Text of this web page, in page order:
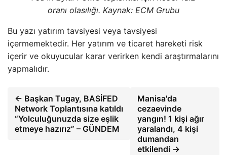
oranı olasılığı. Kaynak: ECM Grubu
Bu yazı yatırım tavsiyesi veya tavsiyesi
içermemektedir. Her yatırım ve ticaret hareketi risk
içerir ve okuyucular karar verirken kendi araştırmalarını
yapmalıdır.
← Başkan Tugay, BASİFED
Network Toplantısına katıldı
“Yolculuğunuzda size eşlik
etmeye hazırız” – GÜNDEM
Manisa'da
cezaevinde
yangın! 1 kişi ağır
yaralandı, 4 kişi
dumandan
etkilendi →